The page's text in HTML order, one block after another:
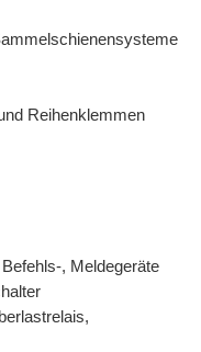
Reihenklemmen
, Meldegeräte